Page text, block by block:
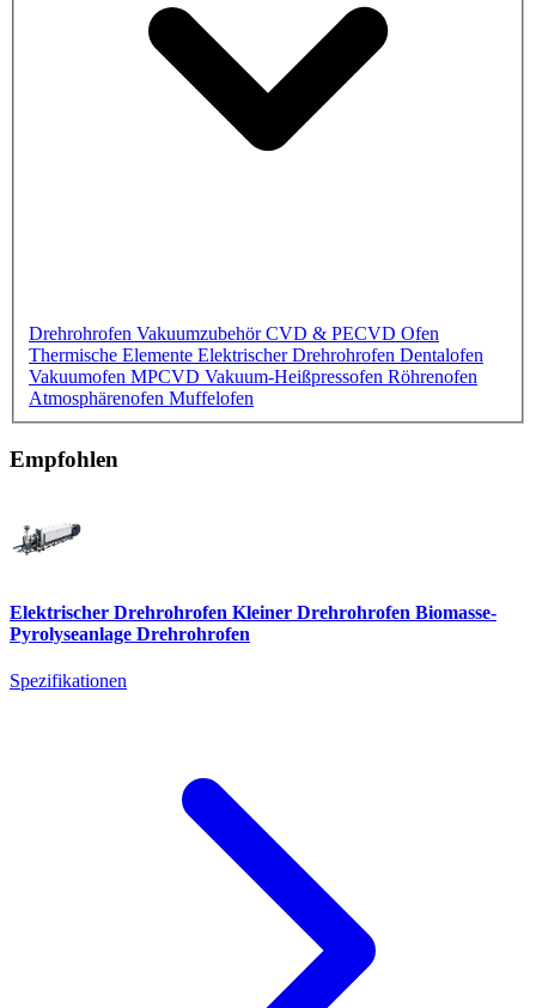
Drehrohrofen VakuumzubehörCVD & PECVD Ofen
Thermische Elemente Elektrischer Drehrohrofen Dentalofen
Vakuumofen MPCVD Vakuum-Heißpressofen Röhrenofen
Atmosphärenofen Muffelofen
Empfohlen
Elektrischer Drehrohrofen Kleiner Drehrohrofen Biomasse-
Pyrolyseanlage Drehrohrofen
Spezifikationen